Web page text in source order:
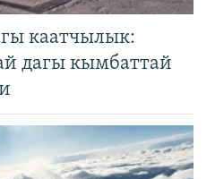
каатчылык:
дагы кымбаттай